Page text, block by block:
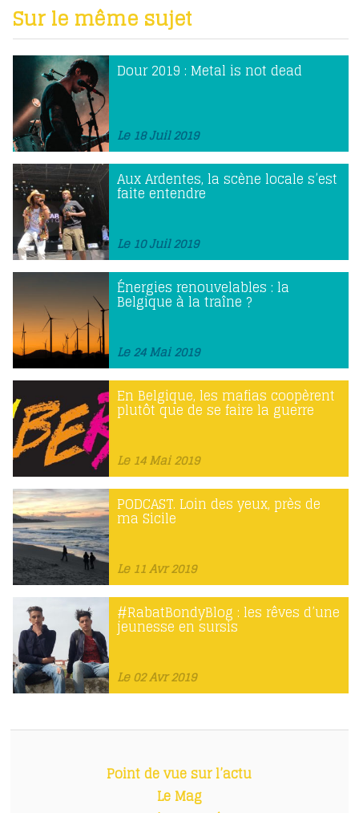
Sur le même sujet
Dour 2019 : Metal is not dead
Le 18 Juil 2019
Aux Ardentes, la scène locale s’est
faite entendre
Le 10 Juil 2019
Énergies renouvelables : la
Belgique à la traîne ?
Le 24 Mai 2019
En Belgique, les mafias coopèrent
plutôt que de se faire la guerre
Le 14 Mai 2019
PODCAST. Loin des yeux, près de
ma Sicile
Le 11 Avr 2019
#RabatBondyBlog : les rêves d’une
jeunesse en sursis
Le 02 Avr 2019
Point de vue sur l’actu
Le Mag